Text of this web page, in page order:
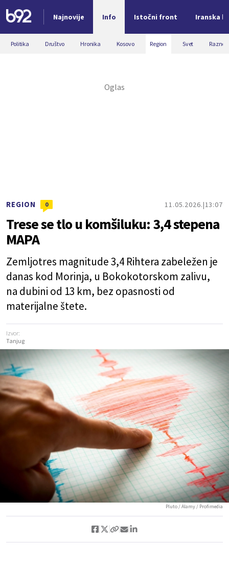
Najnovije Info Istočni front Iranska
Nova vest
Politika Društvo Hronika Kosovo Region Svet Razno
REGION 0 11.05.2026. 13:07
Trese se tlo u komšiluku: 3,4 stepena
MAPA
Zemljotres magnitude 3,4 Rihtera zabeležen je
danas kod Morinja, u Bokokotorskom zalivu,
na dubini od 13 km, bez opasnosti od
materijalne štete.
Izvor:
Tanjug
Pluto / Alamy / Profimedia